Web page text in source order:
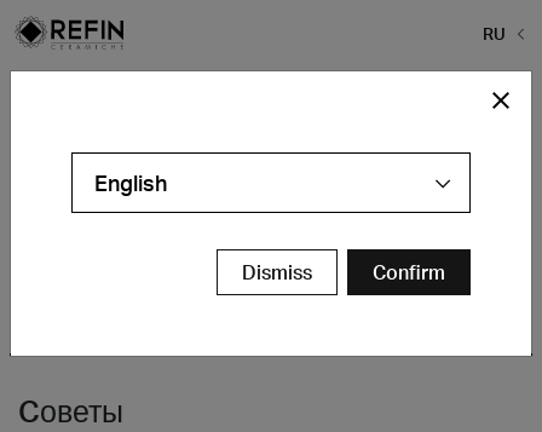
RU
Cоветы
English
Dismiss Confirm